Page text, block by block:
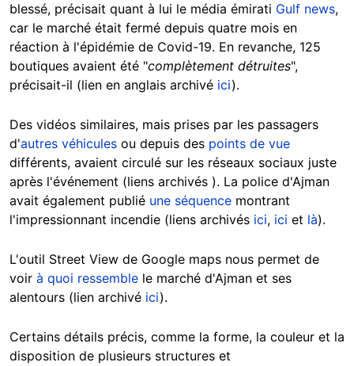
blessé, précisait quant à lui le média émirati Gulf news,
car le marché était fermé depuis quatre mois en
réaction à l'épidémie de Covid-19. En revanche, 125
boutiques avaient été "complètement détruites",
précisait-il (lien en anglais archivé ici).
Des vidéos similaires, mais prises par les passagers
d'autres véhicules ou depuis des points de vue
différents, avaient circulé sur les réseaux sociaux juste
après l'événement (liens archivés ). La police d'Ajman
avait également publié une séquence montrant
l'impressionnant incendie (liens archivés ici, ici et là).
L'outil Street View de Google maps nous permet de
voir à quoi ressemble le marché d'Ajman et ses
alentours (lien archivé ici).
Certains détails précis, comme la forme, la couleur et la
disposition de plusieurs structures et